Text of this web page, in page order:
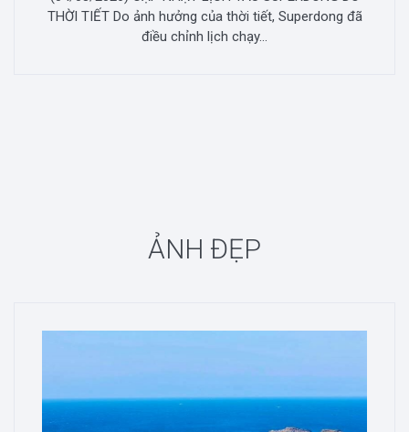
THỜI TIẾT Do ảnh hưởng của thời tiết, Superdong đã
điều chỉnh lịch chạy...
ẢNH ĐẸP